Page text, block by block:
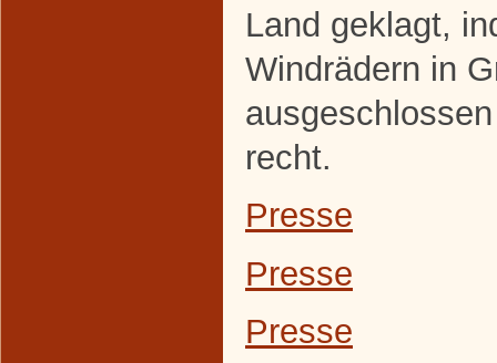
Land geklagt,
Windrädern in
recht.
Presse
Presse
Presse